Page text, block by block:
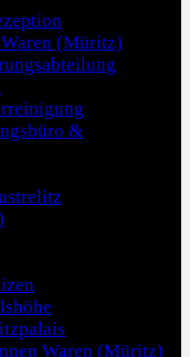
(Müritz)
&
Waren (Müritz)